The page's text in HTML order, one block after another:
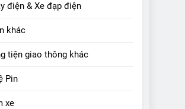
điện & Xe đạp điện
khác
tiện giao thông khác
Pin
xe